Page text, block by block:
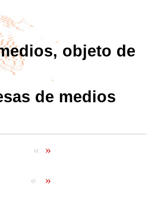
objeto de
de medios
»
«
»
«